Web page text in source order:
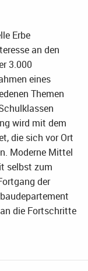
Erbe
an den
3.000
eines
Themen
wird mit dem
die sich vor Ort
Moderne Mittel
selbst zum
der
die Fortschritte